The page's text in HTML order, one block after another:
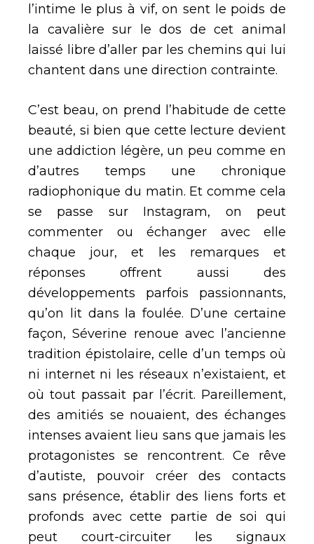
l’intime le plus à vif, on sent le poids de
la cavalière sur le dos de cet animal
laissé libre d’aller par les chemins qui lui
chantent dans une direction contrainte.
C’est beau, on prend l’habitude de cette
beauté, si bien que cette lecture devient
une addiction légère, un peu comme en
d’autres temps une chronique
radiophonique du matin. Et comme cela
se passe sur Instagram, on peut
commenter ou échanger avec elle
chaque jour, et les remarques et
réponses offrent aussi des
développements parfois passionnants,
qu’on lit dans la foulée. D’une certaine
façon, Séverine renoue avec l’ancienne
tradition épistolaire, celle d’un temps où
ni internet ni les réseaux n’existaient, et
où tout passait par l’écrit. Pareillement,
des amitiés se nouaient, des échanges
intenses avaient lieu sans que jamais les
protagonistes se rencontrent. Ce rêve
d’autiste, pouvoir créer des contacts
sans présence, établir des liens forts et
profonds avec cette partie de soi qui
peut court-circuiter les signaux